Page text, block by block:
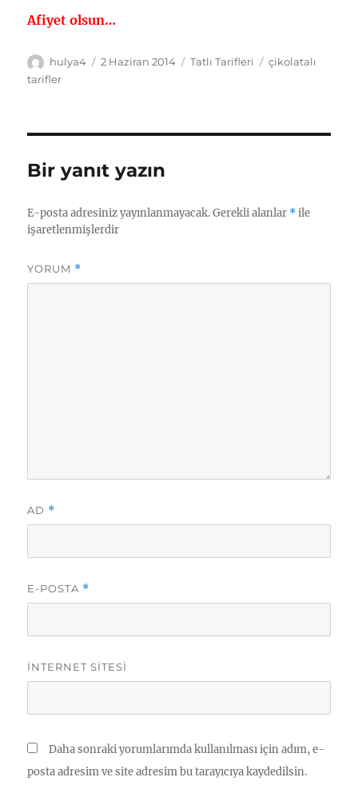
Afiyet olsun…
Yazar
hulya4
Yayın
2 Haziran 2014 Kategoriler
Tatlı Tarifleri Etiketler
çikolatalı
tarifler
Bir yanıt yazın
E-posta adresiniz yayınlanmayacak. Gerekli alanlar *ile
işaretlenmişlerdir
YORUM *
AD *
E-POSTA *
İNTERNET SITESI
Daha sonraki yorumlarımda kullanılması için adım, e-
posta adresim ve site adresim bu tarayıcıya kaydedilsin.